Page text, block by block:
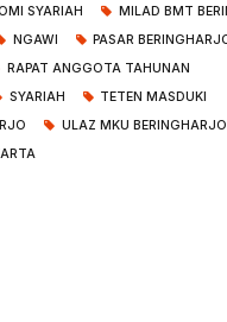
SYARIAH
MILAD BMT
NGAWI
PASAR
RAPAT ANGGOTA TAHUNAN
SYARIAH
TETEN MASDUKI
ULAZ MKU BERINGHARJO